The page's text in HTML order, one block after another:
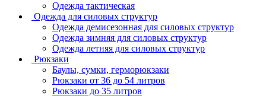
Одежда тактическая
Одежда для силовых структур
Одежда демисезонная для силовых структур
Одежда зимняя для силовых структур
Одежда летняя для силовых структур
Рюкзаки
Баулы, сумки, герморюкзаки
Рюкзаки от 36 до 54 литров
Рюкзаки до 35 литров